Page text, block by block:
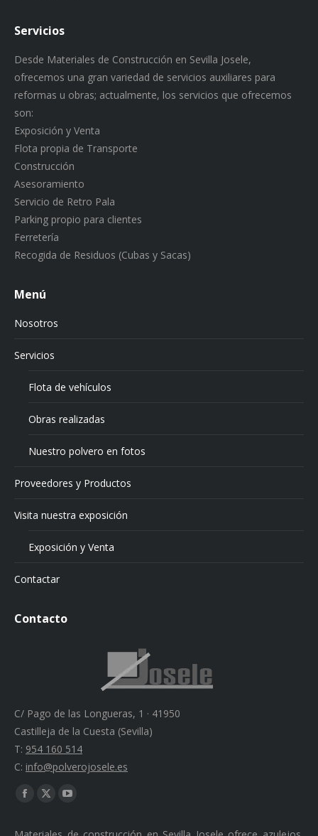
Servicios
Desde Materiales de Construcción en Sevilla Josele,
ofrecemos una gran variedad de servicios auxiliares para
reformas u obras; actualmente, los servicios que ofrecemos
son:
Exposición y Venta
Flota propia de Transporte
Construcción
Asesoramiento
Servicio de Retro Pala
Parking propio para clientes
Ferretería
Recogida de Residuos (Cubas y Sacas)
Menú
Nosotros
Servicios
Flota de vehículos
Obras realizadas
Nuestro polvero en fotos
Proveedores y Productos
Visita nuestra exposición
Exposición y Venta
Contactar
Contacto
C/ Pago de las Longueras, 1 · 41950
Castilleja de la Cuesta (Sevilla)
T: 954 160 514
C: info@polverojosele.es
Find us on:
Facebook
X
YouTube